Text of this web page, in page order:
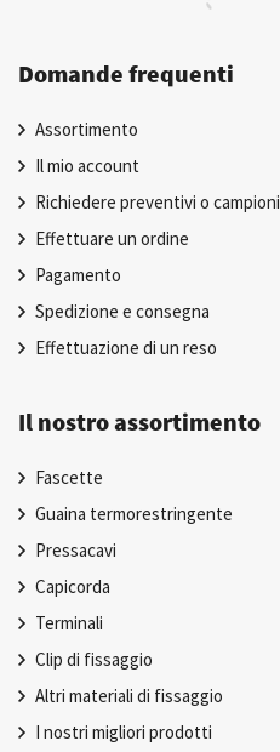
Domande frequenti
Assortimento
Il mio account
Richiedere preventivi o campioni
Effettuare un ordine
Pagamento
Spedizione e consegna
Effettuazione di un reso
Il nostro assortimento
Fascette
Guaina termorestringente
Pressacavi
Capicorda
Terminali
Clip di fissaggio
Altri materiali di fissaggio
I nostri migliori prodotti